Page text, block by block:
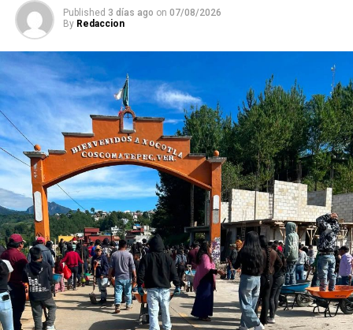
El Ayuntamiento reiteró la invitación a la ciudadanía a
asistir y vivir esta experiencia cultural, promoviendo el
respeto por las tradiciones y el cuidado del entorno
natural.
RELATED TOPICS:
Published 3 días ago on 07/08/2026
By Redaccion